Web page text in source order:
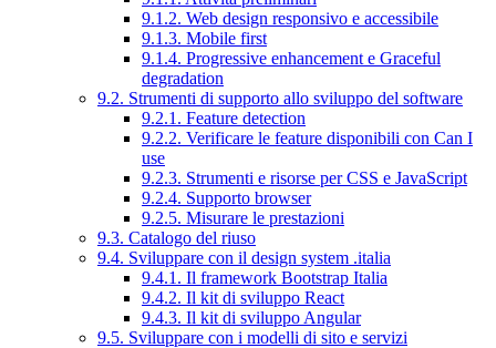
9.1.2. Web design responsivo e accessibile
9.1.3. Mobile first
9.1.4. Progressive enhancement e Graceful
degradation
9.2. Strumenti di supporto allo sviluppo del software
9.2.1. Feature detection
9.2.2. Verificare le feature disponibili con Can I
use
9.2.3. Strumenti e risorse per CSS e JavaScript
9.2.4. Supporto browser
9.2.5. Misurare le prestazioni
9.3. Catalogo del riuso
9.4. Sviluppare con il design system .italia
9.4.1. Il framework Bootstrap Italia
9.4.2. Il kit di sviluppo React
9.4.3. Il kit di sviluppo Angular
9.5. Sviluppare con i modelli di sito e servizi